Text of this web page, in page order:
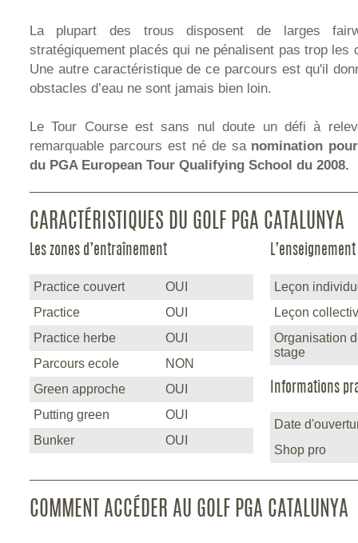
La plupart des trous disposent de larges
stratégiquement placés qui ne pénalisent pas trop les
Une autre caractéristique de ce parcours est qu'il
obstacles d’eau ne sont jamais bien loin.
Le Tour Course est sans nul doute un défi à
remarquable parcours est né de sa nomination
du PGA European Tour Qualifying School du 2008.
CARACTÉRISTIQUES DU GOLF PGA CATALUNYA
Les zones d’entraînement
Practice couvert
OUI
Practice
OUI
Practice herbe
OUI
Parcours ecole
NON
Green approche
OUI
Putting green
OUI
Bunker
OUI
L’enseignement
Leçon
Leçon
Organisation
stage
Informations
Date
Shop pro
COMMENT ACCÉDER AU GOLF PGA CATALUNYA